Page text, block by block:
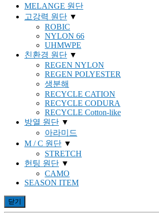
MELANGE 원단
고강력 원단 ▼
ROBIC
NYLON 66
UHMWPE
친환경 원단 ▼
REGEN NYLON
REGEN POLYESTER
생분해
RECYCLE CATION
RECYCLE CODURA
RECYCLE Cotton-like
방열 원단 ▼
아라미드
M / C 원단 ▼
STRETCH
헌팅 원단 ▼
CAMO
SEASON ITEM
닫기